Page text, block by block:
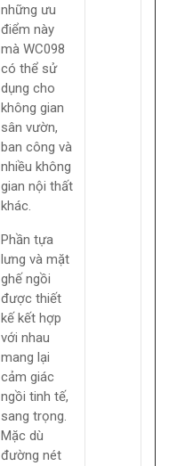
những ưu
điểm này
mà WC098
có thể sử
dụng cho
không gian
sân vườn,
ban công và
nhiều không
gian nội thất
khác.
Phần tựa
lưng và mặt
ghế ngồi
được thiết
kế kết hợp
với nhau
mang lại
cảm giác
ngồi tinh tế,
sang trọng.
Mặc dù
đường nét